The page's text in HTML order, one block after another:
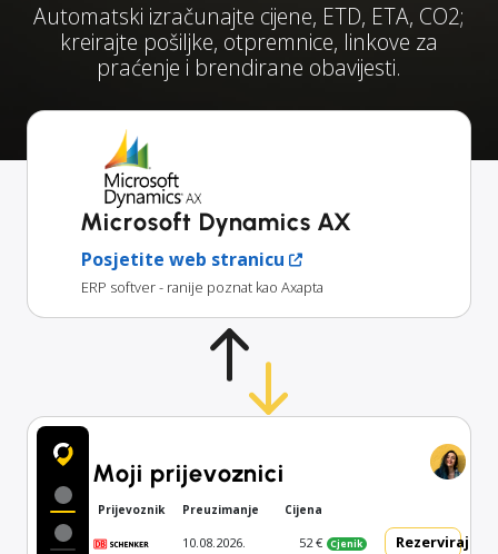
Automatski izračunajte cijene, ETD, ETA, CO2;
kreirajte pošiljke, otpremnice, linkove za
praćenje i brendirane obavijesti.
Microsoft Dynamics AX
Posjetite web stranicu
ERP softver - ranije poznat kao Axapta
Moji prijevoznici
Prijevoznik Preuzimanje Cijena
10.08.2026. 52 € Cjenik Rezerviraj